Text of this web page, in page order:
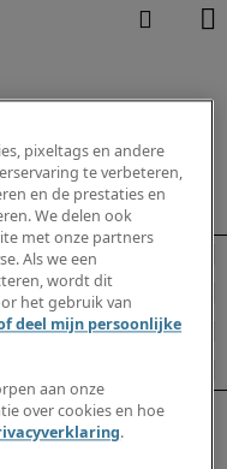
pixeltags en andere
te verbeteren,
en de prestaties en
We delen ook
met onze partners
Als we een
wordt dit
het gebruik van
deel mijn persoonlijke
aan onze
over cookies en hoe
.